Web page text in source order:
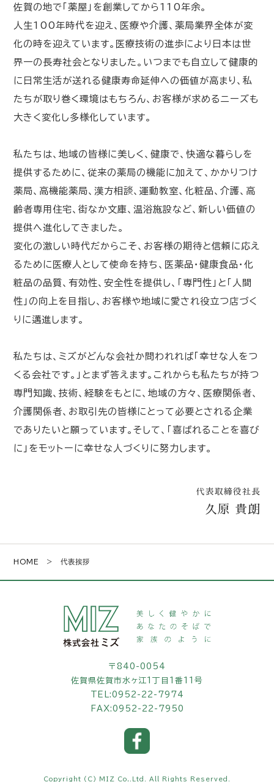
佐賀の地で「薬屋」を創業してから110年余。
人生100年時代を迎え、医療や介護、薬局業界全体が変
化の時を迎えています。医療技術の進歩により日本は世
界一の長寿社会となりました。いつまでも自立して健康的
に日常生活が送れる健康寿命延伸への価値が高まり、私
たちが取り巻く環境はもちろん、お客様が求めるニーズも
大きく変化し多様化しています。
私たちは、地域の皆様に美しく、健康で、快適な暮らしを
提供するために、従来の薬局の機能に加えて、かかりつけ
薬局、高機能薬局、漢方相談、運動教室、化粧品、介護、高
齢者専用住宅、街なか文庫、温浴施設など、新しい価値の
提供へ進化してきました。
変化の激しい時代だからこそ、お客様の期待と信頼に応え
るために医療人として使命を持ち、医薬品・健康食品・化
粧品の品質、有効性、安全性を提供し、「専門性」と「人間
性」の向上を目指し、お客様や地域に愛され役立つ店づく
りに邁進します。
私たちは、ミズがどんな会社か問われれば「幸せな人をつ
くる会社です。」とまず答えます。これからも私たちが持つ
専門知識、技術、経験をもとに、地域の方々、医療関係者、
介護関係者、お取引先の皆様にとって必要とされる企業
でありたいと願っています。そして、「喜ばれることを喜び
に」をモットーに幸せな人づくりに努力します。
代表取締役社長
久原 貴朗
HOME > 代表挨拶
〒840-0054
佐賀県佐賀市水ヶ江1丁目1番11号
TEL:0952-22-7974
FAX:0952-22-7950
Copyright (C) MIZ Co,.Ltd. All Rights Reserved.